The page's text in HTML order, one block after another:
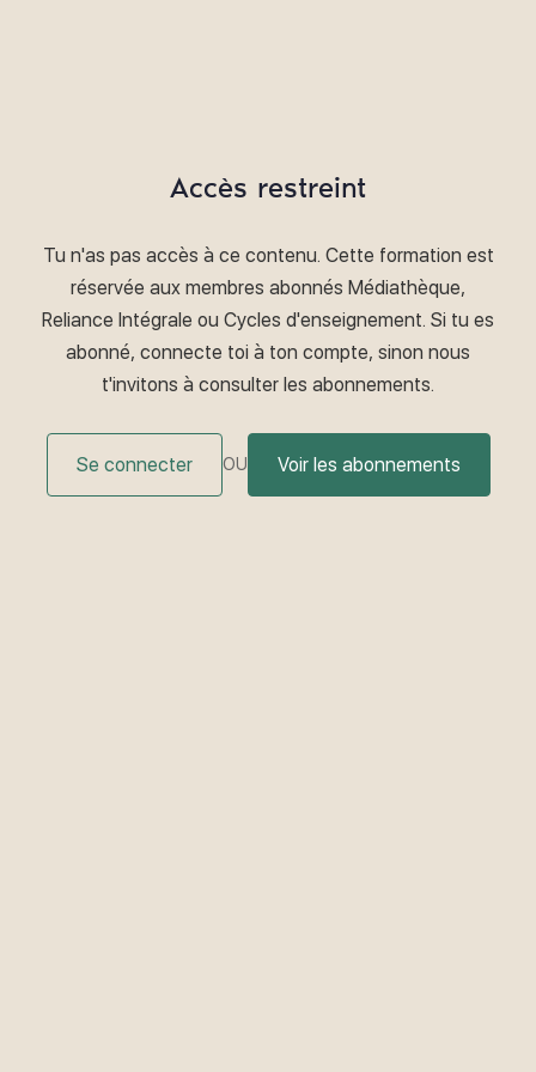
Accès restreint
Tu n'as pas accès à ce contenu. Cette formation est
réservée aux membres abonnés Médiathèque,
Reliance Intégrale ou Cycles d'enseignement. Si tu es
abonné, connecte toi à ton compte, sinon nous
t'invitons à consulter les abonnements.
Se connecter OU Voir les abonnements